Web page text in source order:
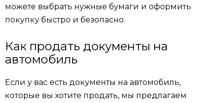
можете выбрать нужные бумаги и оформить
покупку быстро и безопасно.
Как продать документы на
автомобиль
Если у вас есть документы на автомобиль,
которые вы хотите продать, мы предлагаем